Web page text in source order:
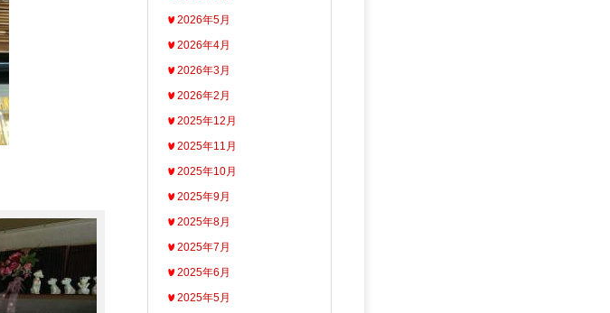
2026年5月
2026年4月
2026年3月
2026年2月
2025年12月
2025年11月
2025年10月
2025年9月
2025年8月
2025年7月
2025年6月
2025年5月